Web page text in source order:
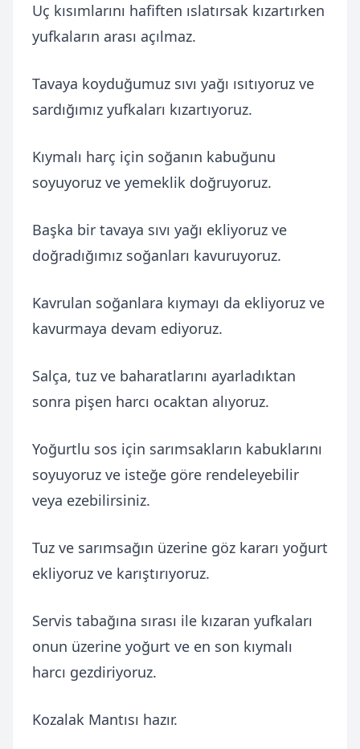
Uç kısımlarını hafiften ıslatırsak kızartırken
yufkaların arası açılmaz.
Tavaya koyduğumuz sıvı yağı ısıtıyoruz ve
sardığımız yufkaları kızartıyoruz.
Kıymalı harç için soğanın kabuğunu
soyuyoruz ve yemeklik doğruyoruz.
Başka bir tavaya sıvı yağı ekliyoruz ve
doğradığımız soğanları kavuruyoruz.
Kavrulan soğanlara kıymayı da ekliyoruz ve
kavurmaya devam ediyoruz.
Salça, tuz ve baharatlarını ayarladıktan
sonra pişen harcı ocaktan alıyoruz.
Yoğurtlu sos için sarımsakların kabuklarını
soyuyoruz ve isteğe göre rendeleyebilir
veya ezebilirsiniz.
Tuz ve sarımsağın üzerine göz kararı yoğurt
ekliyoruz ve karıştırıyoruz.
Servis tabağına sırası ile kızaran yufkaları
onun üzerine yoğurt ve en son kıymalı
harcı gezdiriyoruz.
Kozalak Mantısı hazır.